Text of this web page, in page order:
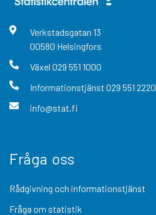
Verkstadsgatan 13
00580 Helsingfors
Växel 029 551 1000
Informationstjänst 029 551 2220
info@stat.fi
Fråga oss
Rådgivning och informationstjänst
Fråga om statistik